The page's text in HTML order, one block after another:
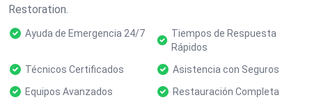
Restoration.
Ayuda de Emergencia 24/7
Tiempos de Respuesta
Rápidos
Técnicos Certificados
Asistencia con Seguros
Equipos Avanzados
Restauración Completa